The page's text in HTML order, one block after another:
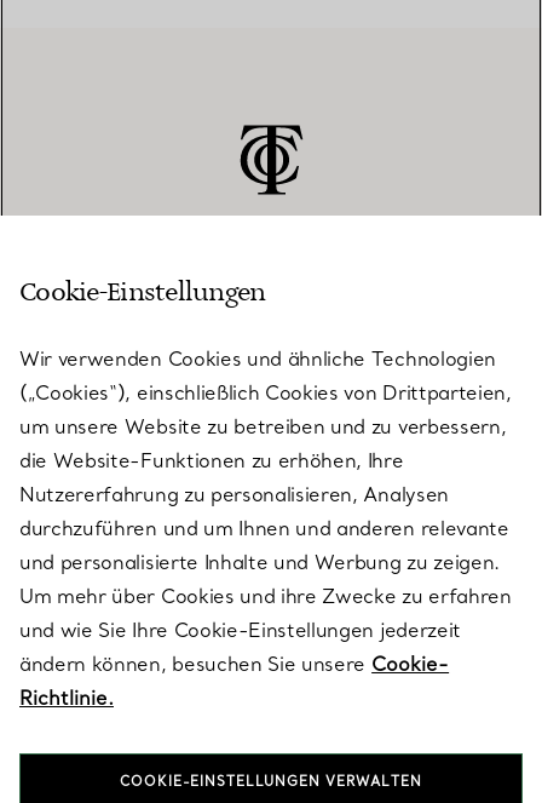
KUNDENSERVICE
SERVICES
ÜBER TIFFANY & CO.
RECHTLICHE HINWEISE
FOLGEN SIE UNS
Cookie-Einstellungen
Wir verwenden Cookies und ähnliche Technologien
(„Cookies“), einschließlich Cookies von Drittparteien,
um unsere Website zu betreiben und zu verbessern,
die Website-Funktionen zu erhöhen, Ihre
Nutzererfahrung zu personalisieren, Analysen
durchzuführen und um Ihnen und anderen relevante
und personalisierte Inhalte und Werbung zu zeigen.
Um mehr über Cookies und ihre Zwecke zu erfahren
und wie Sie Ihre Cookie-Einstellungen jederzeit
ändern können, besuchen Sie unsere Cookie-
Richtlinie.
COOKIE-EINSTELLUNGEN VERWALTEN